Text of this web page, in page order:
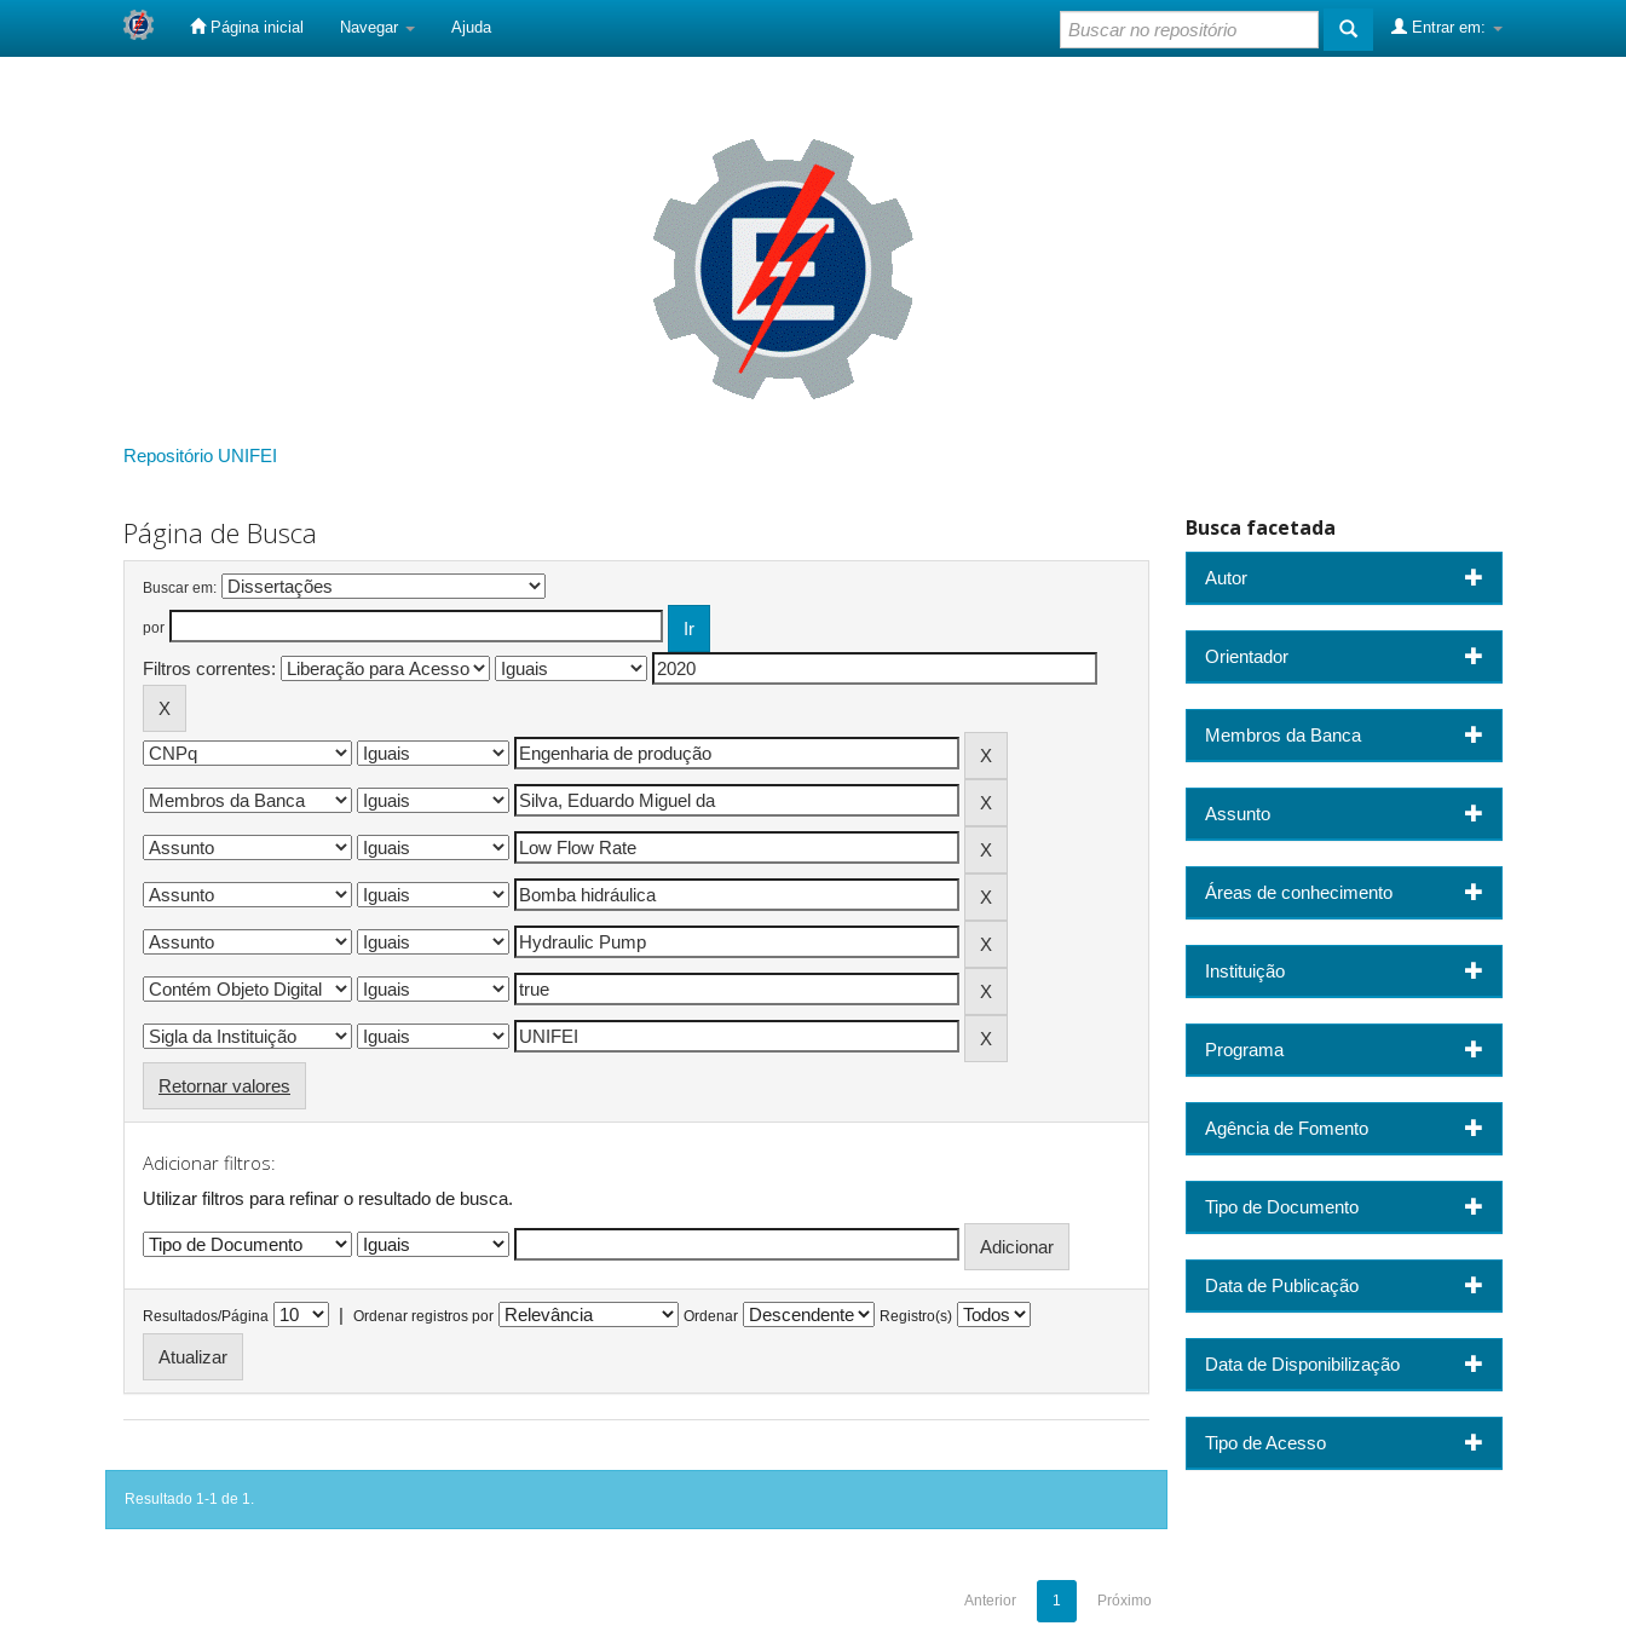
Página inicial Navegar Ajuda Entrar em:
Repositório UNIFEI
Página de Busca
Buscar em:
por
Filtros correntes:
Retornar valores
Adicionar filtros:
Utilizar filtros para refinar o resultado de busca.
Resultados/Página | Ordenar registros por Ordenar Registro(s)
Resultado 1-1 de 1.
Anterior 1 Próximo
Busca facetada
Autor
Orientador
Membros da Banca
Assunto
Áreas de conhecimento
Instituição
Programa
Agência de Fomento
Tipo de Documento
Data de Publicação
Data de Disponibilização
Tipo de Acesso